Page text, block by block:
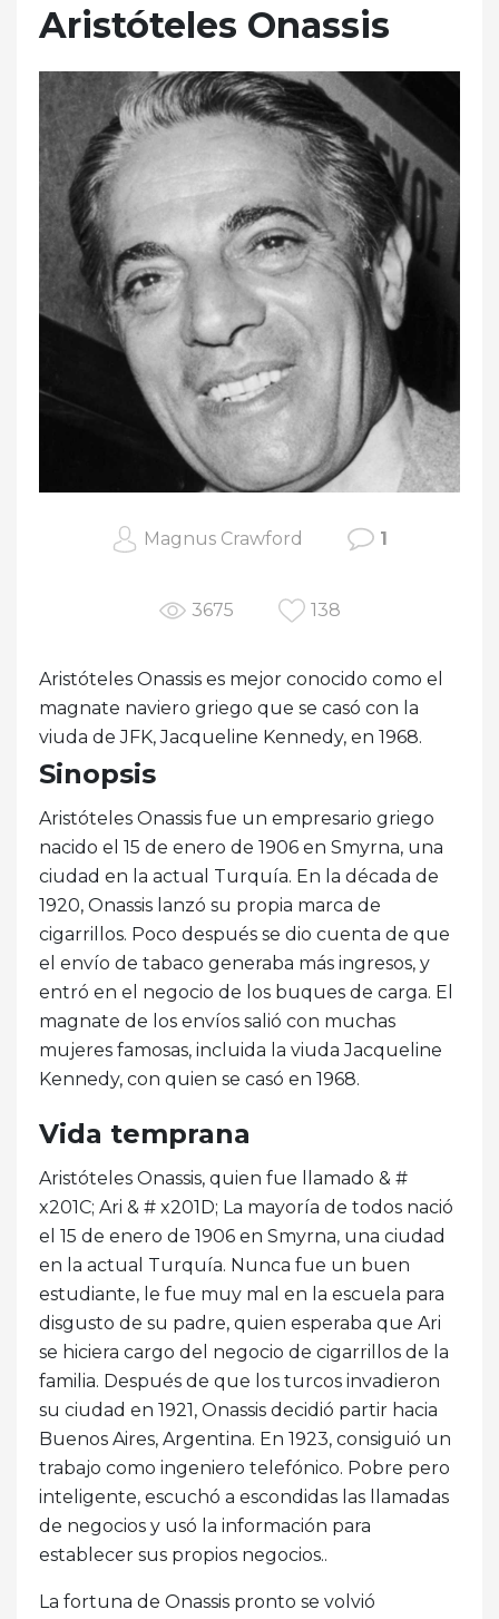
Aristóteles Onassis
Magnus Crawford 1
3675 138
Aristóteles Onassis es mejor conocido como el
magnate naviero griego que se casó con la
viuda de JFK, Jacqueline Kennedy, en 1968.
Sinopsis
Aristóteles Onassis fue un empresario griego
nacido el 15 de enero de 1906 en Smyrna, una
ciudad en la actual Turquía. En la década de
1920, Onassis lanzó su propia marca de
cigarrillos. Poco después se dio cuenta de que
el envío de tabaco generaba más ingresos, y
entró en el negocio de los buques de carga. El
magnate de los envíos salió con muchas
mujeres famosas, incluida la viuda Jacqueline
Kennedy, con quien se casó en 1968.
Vida temprana
Aristóteles Onassis, quien fue llamado & #
x201C; Ari & # x201D; La mayoría de todos nació
el 15 de enero de 1906 en Smyrna, una ciudad
en la actual Turquía. Nunca fue un buen
estudiante, le fue muy mal en la escuela para
disgusto de su padre, quien esperaba que Ari
se hiciera cargo del negocio de cigarrillos de la
familia. Después de que los turcos invadieron
su ciudad en 1921, Onassis decidió partir hacia
Buenos Aires, Argentina. En 1923, consiguió un
trabajo como ingeniero telefónico. Pobre pero
inteligente, escuchó a escondidas las llamadas
de negocios y usó la información para
establecer sus propios negocios..
La fortuna de Onassis pronto se volvió